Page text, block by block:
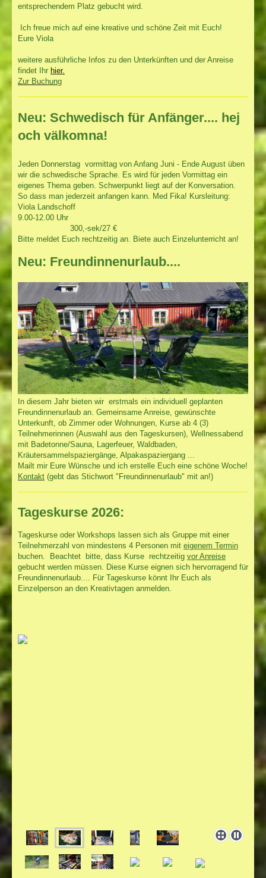
entsprechendem Platz gebucht wird.
Ich freue mich auf eine kreative und schöne Zeit mit Euch!
Eure Viola
weitere ausführliche Infos zu den Unterkünften und der Anreise
findet Ihr hier.
Zur Buchung
Neu: Schwedisch für Anfänger.... hej
och välkomna!
Jeden Donnerstag vormittag von Anfang Juni - Ende August üben
wir die schwedische Sprache. Es wird für jeden Vormittag ein
eigenes Thema geben. Schwerpunkt liegt auf der Konversation.
So dass man jederzeit anfangen kann. Med Fika! Kursleitung:
Viola Landschoff
9.00-12.00 Uhr
300,-sek/27 €
Bitte meldet Euch rechtzeitig an. Biete auch Einzelunterricht an!
Neu: Freundinnenurlaub....
In diesem Jahr bieten wir erstmals ein individuell geplanten
Freundinnenurlaub an. Gemeinsame Anreise, gewünschte
Unterkunft, ob Zimmer oder Wohnungen, Kurse ab 4 (3)
Teilnehmerinnen (Auswahl aus den Tageskursen), Wellnessabend
mit Badetonne/Sauna, Lagerfeuer, Waldbaden,
Kräutersammelspaziergänge, Alpakaspaziergang ...
Mailt mir Eure Wünsche und ich erstelle Euch eine schöne Woche!
Kontakt (gebt das Stichwort "Freundinnenurlaub" mit an!)
Tageskurse 2026:
Tageskurse oder Workshops lassen sich als Gruppe mit einer
Teilnehmerzahl von mindestens 4 Personen mit eigenem Termin
buchen. Beachtet bitte, dass Kurse rechtzeitig vor Anreise
gebucht werden müssen. Diese Kurse eignen sich hervorragend für
Freundinnenurlaub.... Für Tageskurse könnt Ihr Euch als
Einzelperson an den Kreativtagen anmelden.